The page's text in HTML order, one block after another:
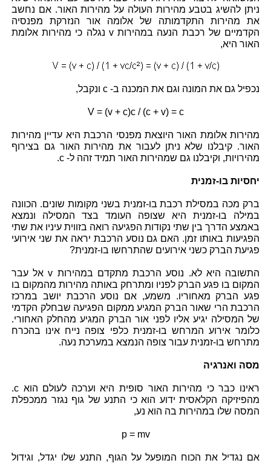
ניתן להשיג בטבע מהירות העולה על מהירות האור. אם נחשב
את מהירות התקדמותה של אלומה אור הנזרקת מפנסיה
הקדמיים של רכבת הנעה במהירות v נגלה כי מהירות אלומת
האור היא,
נכפיל גם את המונה וגם את המכנה ב- c ונקבל,
V = (v + c)c / (c + v) = c
מהירות אלומת האור היוצאת מפנסי הרכבת היא עדיין מהירות
האור. קיבלנו שלא ניתן לעבור את מהירות האור גם בצירוף
מהירויות, וקיבלנו גם שמהירות האור תמיד זהה ל- c.
יחסיות בו-זמנית
ברק מכה במסילת רכבת בו-זמנית בשני מקומות שונים. הכוונה
במילה בו-זמנית היא שצופה העומד בצד המסילה ונמצא
באמצע הדרך בין שתי נקודות הפגיעה רואה בזווית עיניו את שתי
הפגיעות באותו זמן. האם גם נוסע הרכבת יראה את שני אירועי
פגיעת הברק כשני אירועים שהתרחשו בו-זמנית?
התשובה היא לא. נוסע הרכבת מתקדם במהירות v אל עבר
המקום בו פגע הברק לפניו ומתרחק באותה מהירות מהמקום בו
פגע הברק מאחוריו. משמע, אם נוסע הרכבת יושב במרכז
הרכבת הרי שאור הברק המגיע ממקום הפגיעה שבחלק הקדמי
של המסילה יגיע אליו לפני אור הברק המגיע מהחלק האחורי.
כלומר אירוע המרחש בו-זמנית כלפי צופה נייח אינו בהכרח
מתרחש בו-זמנית עבור צופה הנמצא במערכת נעה.
מסה ואנרגיה
ראינו כבר כי מהירות האור סופית היא וערכה לעולם הוא c.
מהפיזיקה הקלאסית ידוע הוא כי התנע של גוף נגזר ממכפלת
המסה שלו במהירות בה הוא נע,
p = mv
אם נגדיל את הכוח המופעל על הגוף, התנע שלו יגדל, וגידול